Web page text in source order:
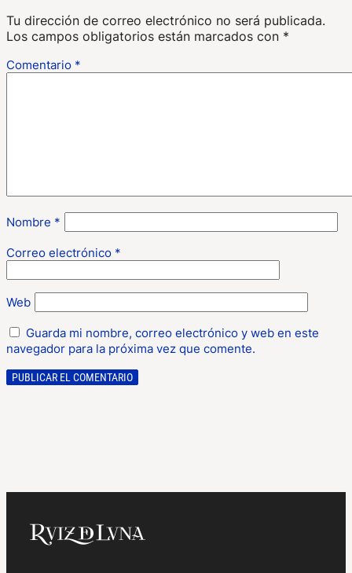
Tu dirección de correo electrónico no será publicada.
Los campos obligatorios están marcados con *
Comentario *
Nombre *
Correo electrónico *
Web
Guarda mi nombre, correo electrónico y web en este
navegador para la próxima vez que comente.